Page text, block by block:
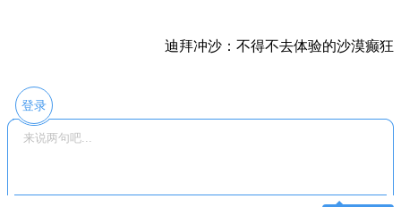
迪拜冲沙：不得不去体验的沙漠癫狂
登录